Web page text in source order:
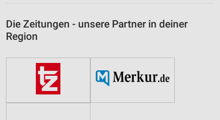
Die Zeitungen - unsere Partner in deiner
Region